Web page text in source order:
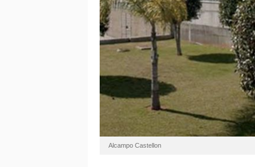
Alcampo Castellon